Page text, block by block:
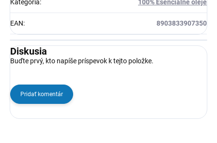
Kategória: 100% Esenciálne oleje
EAN: 8903833907350
Diskusia
Buďte prvý, kto napíše príspevok k tejto položke.
Pridať komentár